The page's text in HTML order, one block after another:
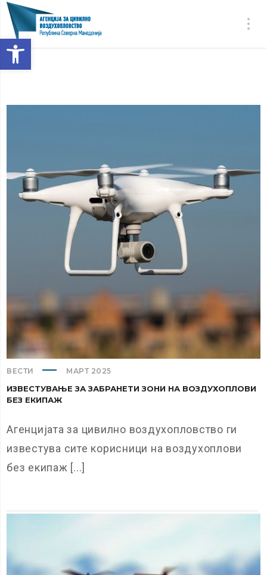
Open toolbar
ВЕСТИ МАРТ 2025
ИЗВЕСТУВАЊЕ ЗА ЗАБРАНЕТИ ЗОНИ НА ВОЗДУХОПЛОВИ
БЕЗ ЕКИПАЖ
Агенцијата за цивилно воздухопловство ги
известува сите корисници на воздухоплови
без екипаж [...]